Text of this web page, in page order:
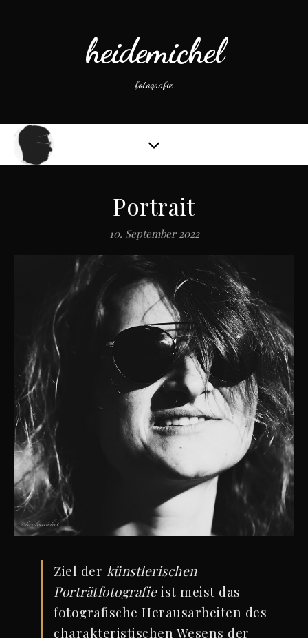
heidemichel
fotografie
Portrait
10. September 2022
Ziel der künstlerischen
Porträtfotografieist meist das
fotografische Herausarbeiten des
charakteristischen Wesens der